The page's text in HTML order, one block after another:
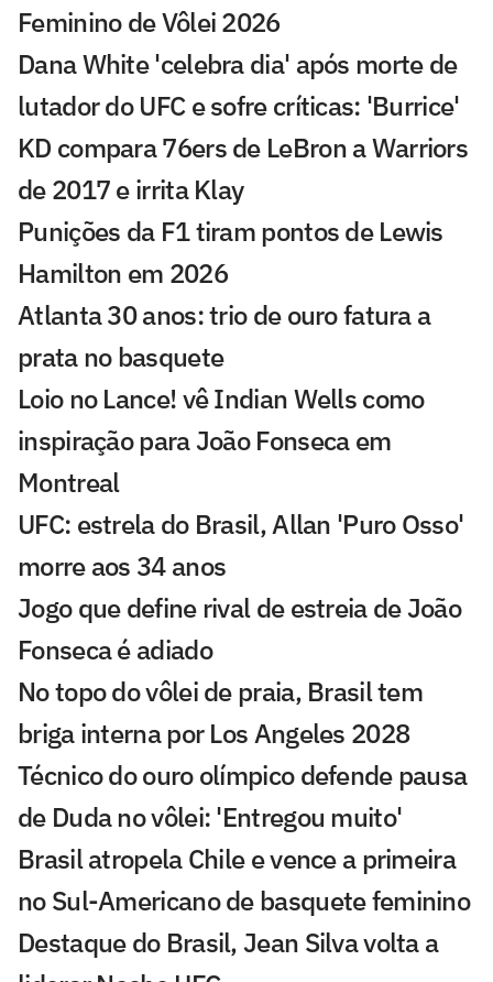
Feminino de Vôlei 2026
Dana White 'celebra dia' após morte de
lutador do UFC e sofre críticas: 'Burrice'
KD compara 76ers de LeBron a Warriors
de 2017 e irrita Klay
Punições da F1 tiram pontos de Lewis
Hamilton em 2026
Atlanta 30 anos: trio de ouro fatura a
prata no basquete
Loio no Lance! vê Indian Wells como
inspiração para João Fonseca em
Montreal
UFC: estrela do Brasil, Allan 'Puro Osso'
morre aos 34 anos
Jogo que define rival de estreia de João
Fonseca é adiado
No topo do vôlei de praia, Brasil tem
briga interna por Los Angeles 2028
Técnico do ouro olímpico defende pausa
de Duda no vôlei: 'Entregou muito'
Brasil atropela Chile e vence a primeira
no Sul-Americano de basquete feminino
Destaque do Brasil, Jean Silva volta a